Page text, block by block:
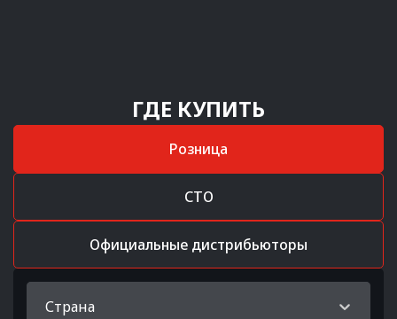
ГДЕ КУПИТЬ
Розница
СТО
Официальные дистрибьюторы
Страна